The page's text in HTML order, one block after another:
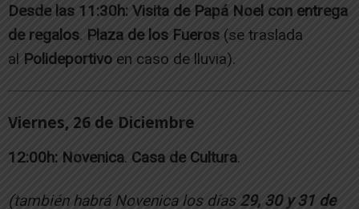
Desde las 11:30h: Visita de Papá Noel con entrega
de regalos. Plaza de los Fueros (se traslada
al Polideportivo en caso de lluvia).
Viernes, 26 de Diciembre
12:00h: Novenica. Casa de Cultura.
(también habrá Novenica los días 29, 30 y 31 de